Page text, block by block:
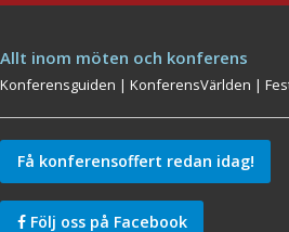
Allt inom möten och konferens
Konferensguiden |KonferensVärlden |
Få konferensoffert redan idag!
Följ oss på Facebook